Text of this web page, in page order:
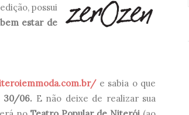
possui
estar de
e sabia o que
30/06. E não deixe de realizar sua